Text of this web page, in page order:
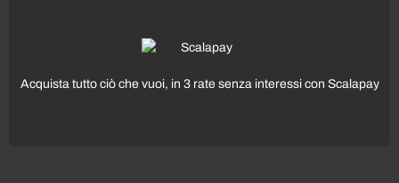
Acquista tutto ciò che vuoi, in 3 rate senza interessi con Scalapay